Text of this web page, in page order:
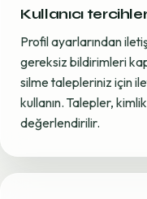
Kullanıcı
Profil ayarlarından
gereksiz bildirimleri
silme talepleriniz için
kullanın. Talepler,
değerlendirilir.